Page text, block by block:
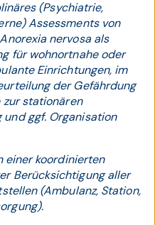
(Psychiatrie,
Assessments von
nervosa als
für wohnortnahe oder
Einrichtungen, im
der Gefährdung
stationären
und ggf. Organisation
einer koordinierten
Berücksichtigung aller
(Ambulanz, Station,